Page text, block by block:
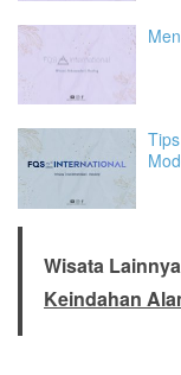
Wisata
Keindahan